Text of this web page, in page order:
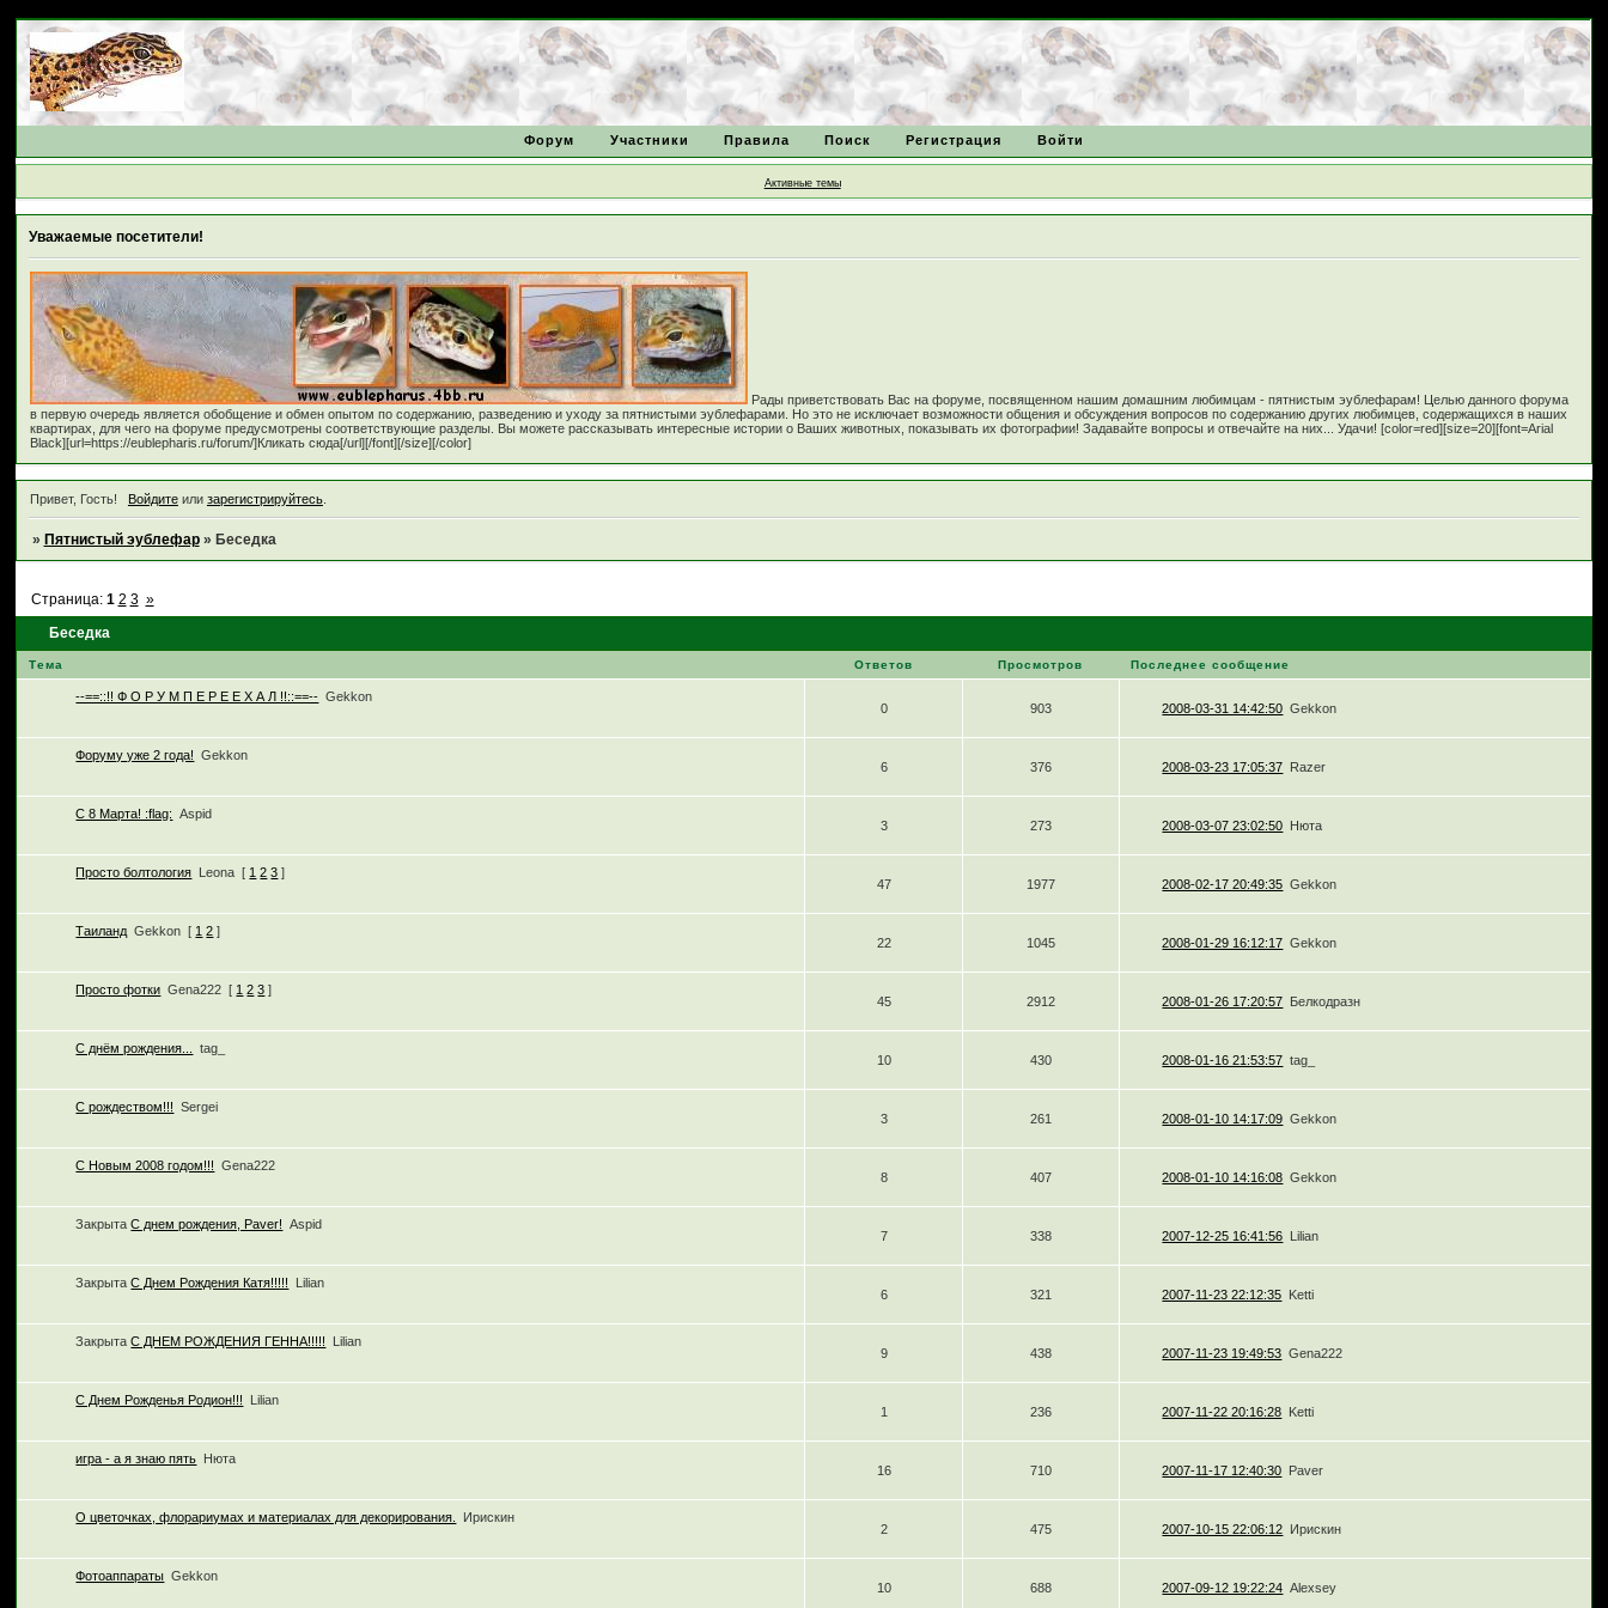
Форум Участники Правила Поиск Регистрация Войти
Активные темы
Уважаемые посетители!
Рады приветствовать Вас на форуме, посвященном нашим домашним любимцам - пятнистым эублефарам! Целью данного форума
в первую очередь является обобщение и обмен опытом по содержанию, разведению и уходу за пятнистыми эублефарами. Но это не исключает возможности общения и обсуждения вопросов по содержанию других любимцев, содержащихся в наших
квартирах, для чего на форуме предусмотрены соответствующие разделы. Вы можете рассказывать интересные истории о Ваших животных, показывать их фотографии! Задавайте вопросы и отвечайте на них... Удачи! [color=red][size=20][font=Arial
Black][url=https://eublepharis.ru/forum/]Кликать сюда[/url][/font][/size][/color]
Привет, Гость! Войдитеили зарегистрируйтесь.
» Пятнистый эублефар » Беседка
Беседка
Страница: 1 2 3 »
Тема Ответов Просмотров Последнее сообщение
--==::!! Ф О Р У М П Е Р Е Е Х А Л !!::==-- Gekkon
0
903 2008-03-31 14:42:50 Gekkon
Форуму уже 2 года!
Gekkon
6
376 2008-03-23 17:05:37 Razer
C 8 Марта! :flag:
Aspid
3
273 2008-03-07 23:02:50 Нюта
Просто болтология Leona [ 1 2 3 ]
47
1977 2008-02-17 20:49:35 Gekkon
Таиланд Gekkon [ 1 2 ]
22
1045 2008-01-29 16:12:17 Gekkon
Просто фотки Gena222 [ 1 2 3 ]
45
2912 2008-01-26 17:20:57 Белкодразн
С днём рождения...
tag_
10
430 2008-01-16 21:53:57 tag_
С рождеством!!!
Sergei
3
261 2008-01-10 14:17:09 Gekkon
С Новым 2008 годом!!!
Gena222
8
407 2008-01-10 14:16:08 Gekkon
ЗакрытаС днем рождения, Paver!
Aspid
7
338 2007-12-25 16:41:56 Lilian
ЗакрытаС Днем Рождения Катя!!!!!
Lilian
6
321 2007-11-23 22:12:35 Ketti
ЗакрытаС ДНЕМ РОЖДЕНИЯ ГЕННА!!!!!
Lilian
9
438 2007-11-23 19:49:53 Gena222
С Днем Рожденья Родион!!!
Lilian
1
236 2007-11-22 20:16:28 Ketti
игра - а я знаю пять Нюта
16
710 2007-11-17 12:40:30 Paver
О цветочках, флорариумах и материалах для декорирования.
Ирискин
2
475 2007-10-15 22:06:12 Ирискин
Фотоаппараты Gekkon
10
688 2007-09-12 19:22:24 Alexsey